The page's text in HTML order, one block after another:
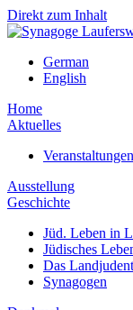
Direkt zum Inhalt
German
English
Home
Aktuelles
Veranstaltungen
Ausstellung
Geschichte
Jüd. Leben in
Jüdisches
Das
Synagogen